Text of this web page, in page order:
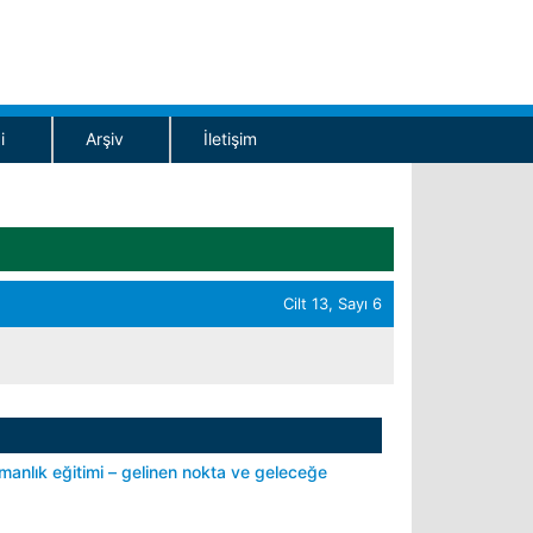
Arşiv İletişim
Cilt 13, Sayı 6
eğitimi – gelinen nokta ve geleceğe